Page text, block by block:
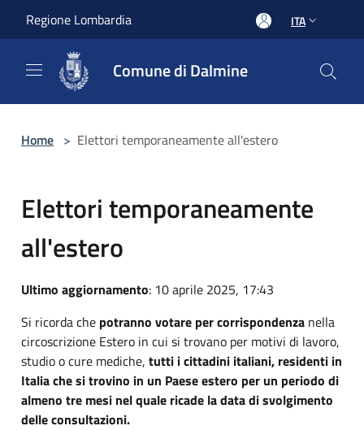
Regione Lombardia ITA
Comune di Dalmine
Home > Elettori temporaneamente all'estero
Elettori temporaneamente
all'estero
Ultimo aggiornamento: 10 aprile 2025, 17:43
Si ricorda che potranno votare per corrispondenza nella
circoscrizione Estero in cui si trovano per motivi di lavoro,
studio o cure mediche, tutti i cittadini italiani, residenti in
Italia che si trovino in un Paese estero per un periodo di
almeno tre mesi nel quale ricade la data di svolgimento
delle consultazioni.